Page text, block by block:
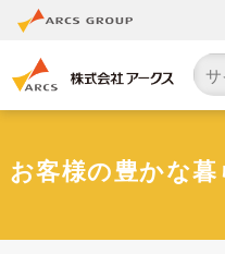
お客様の豊かな